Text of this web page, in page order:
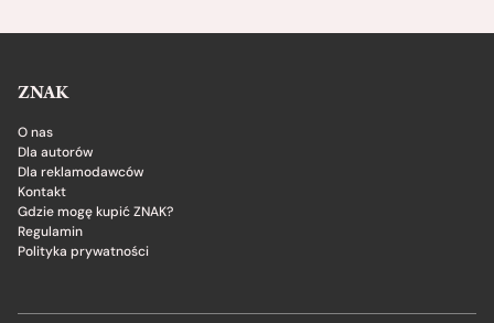
ZNAK
O nas
Dla autorów
Dla reklamodawców
Kontakt
Gdzie mogę kupić ZNAK?
Regulamin
Polityka prywatności